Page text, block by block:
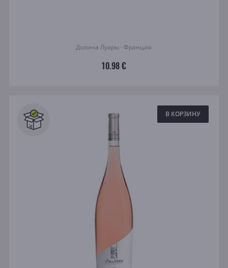
Долина Луары · Франция
10.98 €
В КОРЗИНУ